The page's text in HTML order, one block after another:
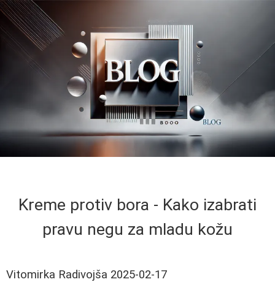
Kreme protiv bora - Kako izabrati
pravu negu za mladu kožu
Vitomirka Radivojša 2025-02-17